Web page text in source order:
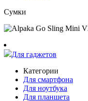
Сумки
Для гаджетов
Категории
Для смартфона
Для ноутбука
Для планшета